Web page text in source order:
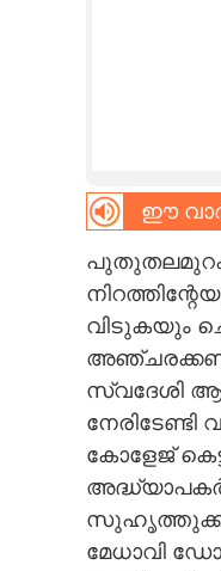
CARTOONS
LITERATURE
CONTACT US
ഈ
വിടുകയും
സ്വദേശി
കോളേജ്
അദ്ധ്യാപകർ
മേധാവി